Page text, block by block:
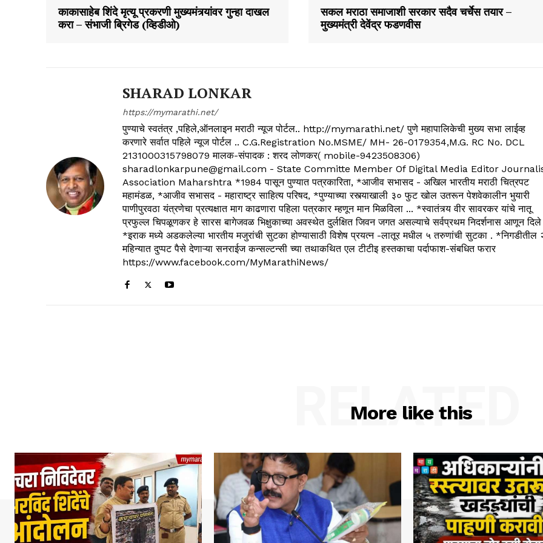
काकासाहेब शिंदे मृत्यू प्रकरणी मुख्यमंत्र्यांवर गुन्हा दाखल
करा – संभाजी ब्रिगेड (व्हिडीओ)
सकल मराठा समाजाशी सरकार सदैव चर्चेस तयार –
मुख्यमंत्री देवेंद्र फडणवीस
SHARAD LONKAR
https://mymarathi.net/
पुण्याचे स्वतंत्र ,पहिले,ऑनलाइन मराठी न्यूज पोर्टल.. http://mymarathi.net/ पुणे महापालिकेची मुख्य सभा लाईव्ह
करणारे सर्वात पहिले न्यूज पोर्टल .. C.G.Registration No.MSME/ MH- 26-0179354,M.G. RC No. DCL
2131000315798079 मालक-संपादक : शरद लोणकर( mobile-9423508306)
sharadlonkarpune@gmail.com - State Committe Member Of Digital Media Editor
Association Maharshtra *1984 पासून पुण्यात पत्रकारिता, *आजीव सभासद - अखिल भारतीय मराठी चित्रपट
महामंडळ, *आजीव सभासद - महाराष्ट्र साहित्य परिषद, *पुण्याच्या रस्त्याखाली ३० फुट खोल उतरून पेशवेकालीन भुयारी
पाणीपुरवठा यंत्रणेचा प्रत्यक्षात माग काढणारा पहिला पत्रकार म्हणून मान मिळविला ... *स्वातंत्र्य वीर सावरकर यांचे नातू
प्रफुल्ल चिपळूणकर हे सारस बागेजवळ भिक्षुकाच्या अवस्थेत दुर्लक्षित जिवन जगत असल्याचे सर्वप्रथम निदर्शनास आणून दिले
*इराक मध्ये अडकलेल्या भारतीय मजुरांची सुटका होण्यासाठी विशेष प्रयत्न -लातूर मधील ५ तरुणांची सुटका . *निगडीतील
महिन्यात दुप्पट पैसे देणाऱ्या सनराईज कन्सल्टन्सी च्या तथाकथित एल टीटीइ हस्तकाचा पर्दाफाश-संबधित फरार
https://www.facebook.com/MyMarathiNews/
More like this
RELATED